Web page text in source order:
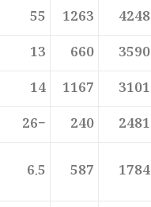
4248
1263
55
3590
660
13
3101
1167
14
2481
240
−26
1784
587
6.5